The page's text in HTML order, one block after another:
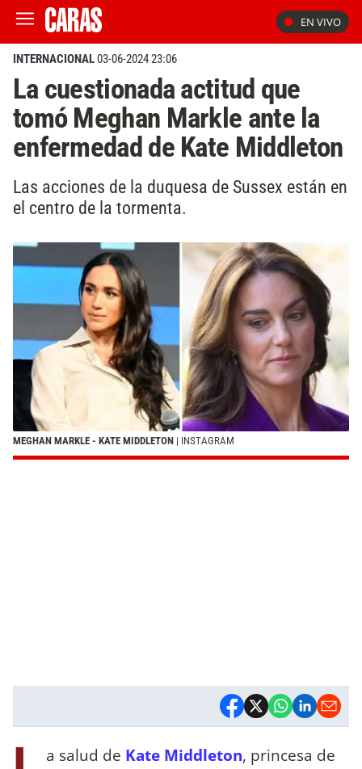
EN VIVO
INTERNACIONAL03-06-2024 23:06
La cuestionada actitud que
tomó Meghan Markle ante la
enfermedad de Kate Middleton
Las acciones de la duquesa de Sussex están en
el centro de la tormenta.
MEGHAN MARKLE - KATE MIDDLETON | INSTAGRAM
a salud de Kate Middleton, princesa de